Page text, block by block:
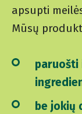
apsupti
Mūsų
paruošti
be jokių